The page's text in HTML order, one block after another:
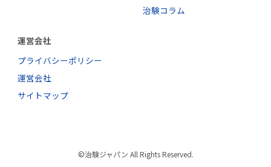
治験コラム
運営会社
プライバシーポリシー
運営会社
サイトマップ
©治験ジャパン All Rights Reserved.